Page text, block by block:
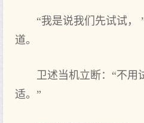
“我是说我们先试试，
道。
卫述当机立断：“不用
适。”